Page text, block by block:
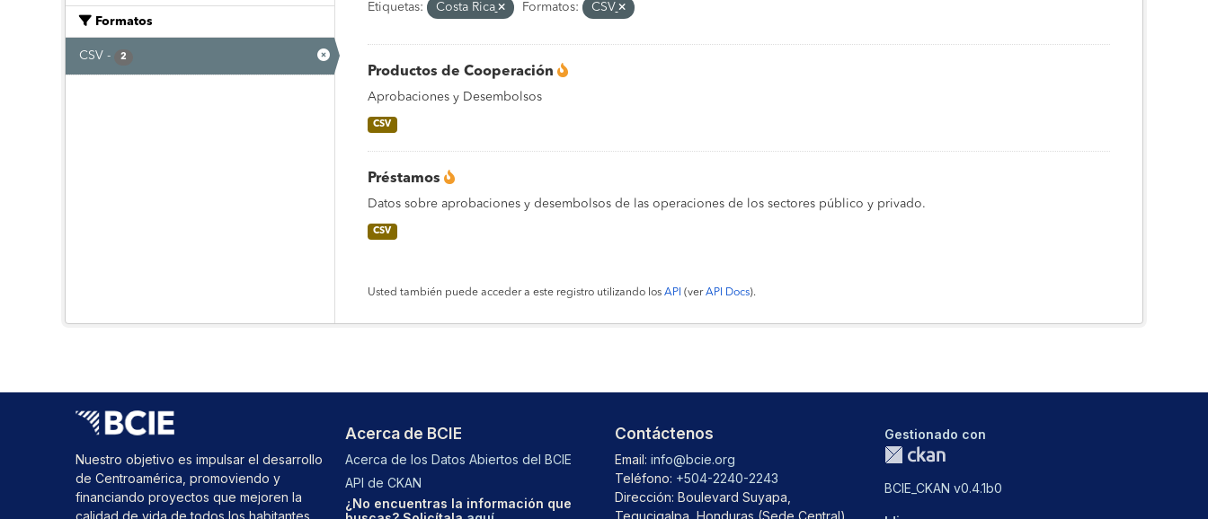
Formatos
CSV - 2
Etiquetas: Costa Rica Formatos: CSV
Productos de Cooperación
Aprobaciones y Desembolsos
CSV
Préstamos
Datos sobre aprobaciones y desembolsos de las operaciones de los sectores público y privado.
CSV
Usted también puede acceder a este registro utilizando los API (verAPI Docs).
Nuestro objetivo es impulsar el desarrollo
de Centroamérica, promoviendo y
financiando proyectos que mejoren la
calidad de vida de todos los habitantes
Acerca de BCIE
Acerca de los Datos Abiertos del BCIE
API de CKAN
¿No encuentras la información que
Contáctenos
Email: info@bcie.org
Teléfono: +504-2240-2243
Dirección: Boulevard Suyapa,
Tegucigalpa, Honduras (Sede Central)
Gestionado con
BCIE_CKAN v0.4.1b0